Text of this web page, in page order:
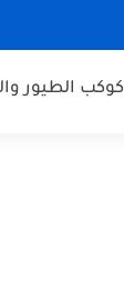
كوكب الطيور